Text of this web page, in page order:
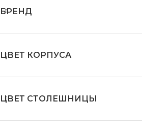
БРЕНД
ЦВЕТ КОРПУСА
ЦВЕТ СТОЛЕШНИЦЫ